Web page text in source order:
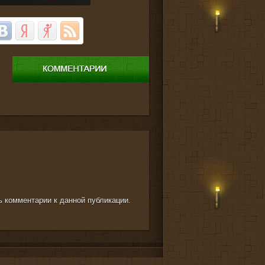
комментарии к данной публикации.